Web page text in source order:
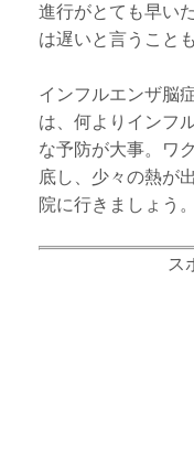
進行がとても早い
は遅いと言うこと
インフルエンザ脳
は、何よりインフ
な予防が大事。ワ
底し、少々の熱が
院に行きましょう。
ス